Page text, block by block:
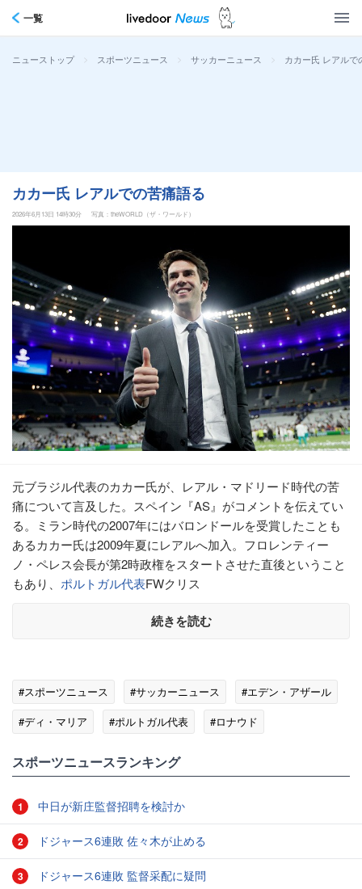
一覧
ニューストップ > スポーツニュース > サッカーニュース > カカー氏 レアルで
カカー氏 レアルでの苦痛語る
2026年6月13日 14時30分 写真：theWORLD（ザ・ワールド）
元ブラジル代表のカカー氏が、レアル・マドリード時代の苦
痛について言及した。スペイン『AS』がコメントを伝えてい
る。ミラン時代の2007年にはバロンドールを受賞したことも
あるカカー氏は2009年夏にレアルへ加入。フロレンティー
ノ・ペレス会長が第2時政権をスタートさせた直後ということ
もあり、 ポルトガル代表FWクリス
続きを読む
#スポーツニュース #サッカーニュース
#エデン・アザール
#ディ・マリア
#ポルトガル代表
#ロナウド
スポーツニュースランキング
1 中日が新庄監督招聘を検討か
2 ドジャース6連敗 佐々木が止める
3 ドジャース6連敗 監督采配に疑問